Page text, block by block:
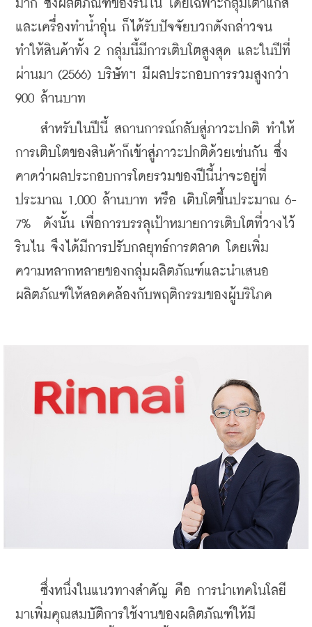
มาก ซึ่งผลิตภัณฑ์ของรินไน โดยเฉพาะกลุ่มเตาแก๊ส
และเครื่องทำน้ำอุ่น ก็ได้รับปัจจัยบวกดังกล่าวจน
ทำให้สินค้าทั้ง 2 กลุ่มนี้มีการเติบโตสูงสุด และในปีที่
ผ่านมา (2566) บริษัทฯ มีผลประกอบการรวมสูงกว่า
900 ล้านบาท
สำหรับในปีนี้ สถานการณ์กลับสู่ภาวะปกติ ทำให้
การเติบโตของสินค้าก็เข้าสู่ภาวะปกติด้วยเช่นกัน ซึ่ง
คาดว่าผลประกอบการโดยรวมของปีนี้น่าจะอยู่ที่
ประมาณ 1,000 ล้านบาท หรือ เติบโตขึ้นประมาณ 6-
7%  ดังนั้น เพื่อการบรรลุเป้าหมายการเติบโตที่วางไว้
รินไน จึงได้มีการปรับกลยุทธ์การตลาด โดยเพิ่ม
ความหลากหลายของกลุ่มผลิตภัณฑ์และนำเสนอ
ผลิตภัณฑ์ให้สอดคล้องกับพฤติกรรมของผู้บริโภค
ซึ่งหนึ่งในแนวทางสำคัญ คือ การนำเทคโนโลยี
มาเพิ่มคุณสมบัติการใช้งานของผลิตภัณฑ์ให้มี